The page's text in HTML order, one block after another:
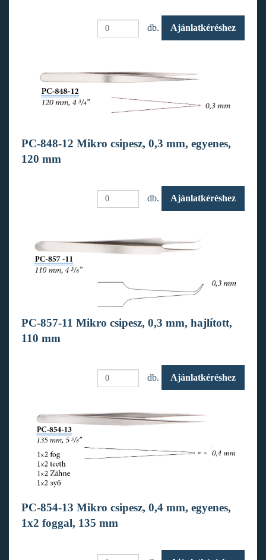
db. Ajánlatkéréshez
PC-848-12 Mikro csipesz, 0,3 mm, egyenes,
120 mm
db. Ajánlatkéréshez
PC-857-11 Mikro csipesz, 0,3 mm, hajlított,
110 mm
db. Ajánlatkéréshez
PC-854-13 Mikro csipesz, 0,4 mm, egyenes,
1x2 foggal, 135 mm